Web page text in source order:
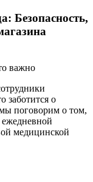
Безопасность,
важно
заботится о
поговорим о том,
ежедневной
медицинской